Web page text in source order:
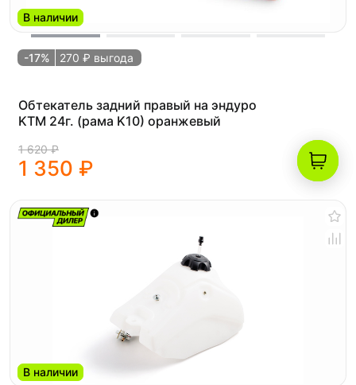
В наличии
-17% 270 ₽ выгода
Обтекатель задний правый на эндуро
KTM 24г. (рама K10) оранжевый
1 620 ₽
1 350 ₽
В наличии